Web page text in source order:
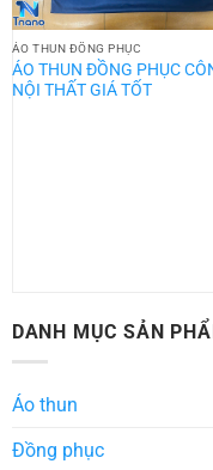
ÁO THUN ĐỒNG PHỤC
ÁO THUN ĐỒNG PHỤC
NỘI THẤT GIÁ TỐT
DANH MỤC SẢN
Áo thun
Đồng phục